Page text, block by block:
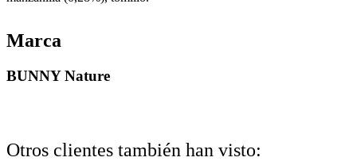
Marca
BUNNY Nature
Otros clientes también han visto: